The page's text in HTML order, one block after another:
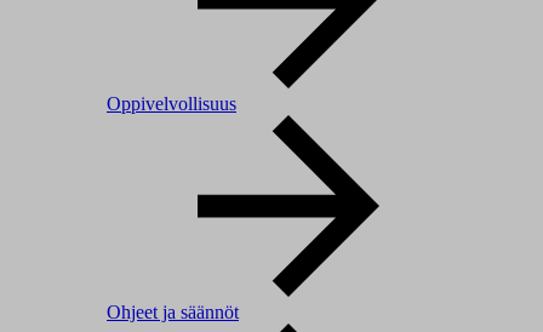
Oppivelvollisuus
Ohjeet ja säännöt